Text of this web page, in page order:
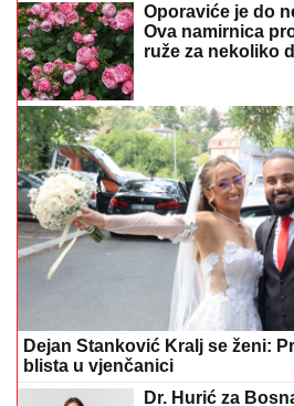
Oporaviće je do
Ova namirnica
ruže za nekoliko
Dejan Stanković Kralj se ženi:
blista u vjenčanici
Dr. Hurić za